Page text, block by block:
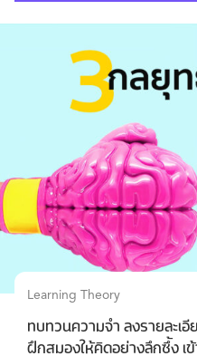
Learning Theory
ทบทวนความจำ ลงรายละเ
ฝึกสมองให้คิดอย่างลึกซึ้ง เข้